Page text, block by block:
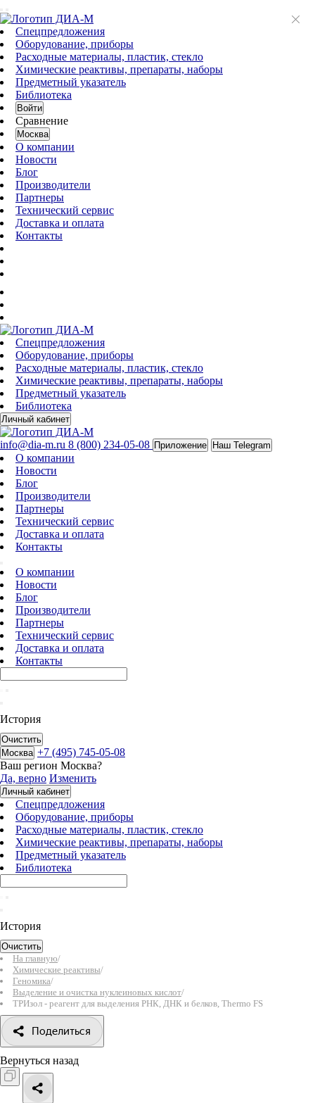
Спецпредложения
Оборудование, приборы
Расходные материалы, пластик, стекло
Химические реактивы, препараты, наборы
Предметный указатель
Библиотека
Войти
Сравнение
Москва
О компании
Новости
Блог
Производители
Партнеры
Технический сервис
Доставка и оплата
Контакты
Спецпредложения
Оборудование, приборы
Расходные материалы, пластик, стекло
Химические реактивы, препараты, наборы
Предметный указатель
Библиотека
Личный кабинет
info@dia-m.ru 8 (800) 234-05-08 Приложение Наш Telegram
О компании
Новости
Блог
Производители
Партнеры
Технический сервис
Доставка и оплата
Контакты
О компании
Новости
Блог
Производители
Партнеры
Технический сервис
Доставка и оплата
Контакты
История
Очистить
Москва +7 (495) 745-05-08
Ваш регион Москва?
Да, верно Изменить
Личный кабинет
Спецпредложения
Оборудование, приборы
Расходные материалы, пластик, стекло
Химические реактивы, препараты, наборы
Предметный указатель
Библиотека
История
Очистить
На главную/
Химические реактивы/
Геномика/
Выделение и очистка нуклеиновых кислот/
ТРИзол - реагент для выделения РНК, ДНК и белков, Thermo FS
Поделиться
Вернуться назад